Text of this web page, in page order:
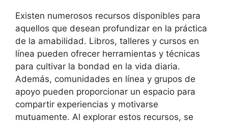
Existen numerosos recursos disponibles para
aquellos que desean profundizar en la práctica
de la amabilidad. Libros, talleres y cursos en
línea pueden ofrecer herramientas y técnicas
para cultivar la bondad en la vida diaria.
Además, comunidades en línea y grupos de
apoyo pueden proporcionar un espacio para
compartir experiencias y motivarse
mutuamente. Al explorar estos recursos, se